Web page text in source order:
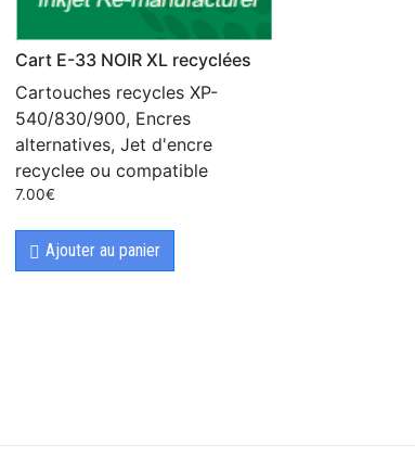
Cart E-33 NOIR XL recyclées
Cartouches recycles XP-
540/830/900, Encres
alternatives, Jet d'encre
recyclee ou compatible
7.00€
Ajouter au panier